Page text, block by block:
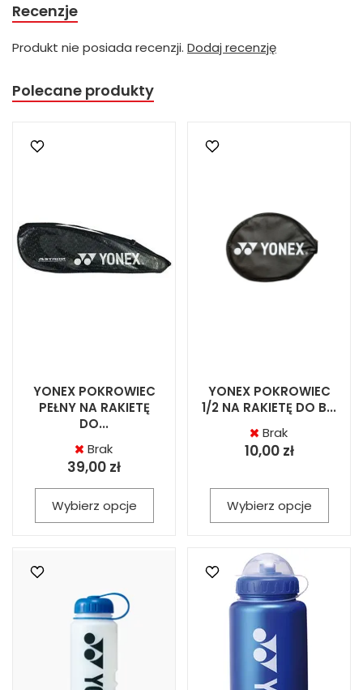
Recenzje
Produkt nie posiada recenzji. Dodaj recenzję
Polecane produkty
YONEX POKROWIEC
PEŁNY NA RAKIETĘ
DO...
Brak
39,00 zł
Wybierz opcje
YONEX POKROWIEC
1/2 NA RAKIETĘ DO B...
Brak
10,00 zł
Wybierz opcje